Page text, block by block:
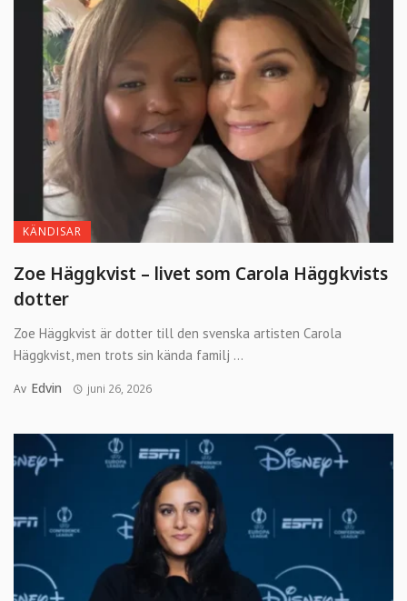
KÄNDISAR
Zoe Häggkvist – livet som Carola Häggkvists
dotter
Zoe Häggkvist är dotter till den svenska artisten Carola
Häggkvist, men trots sin kända familj ...
Av Edvin juni 26, 2026